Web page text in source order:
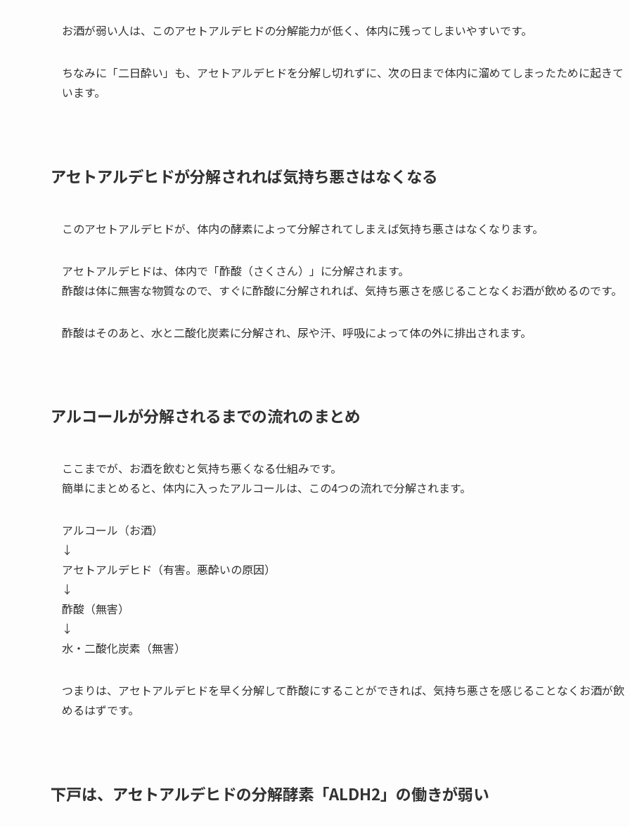
お酒が弱い人は、このアセトアルデヒドの分解能力が低く、体内に残ってしまいやすいです。
ちなみに「二日酔い」も、アセトアルデヒドを分解し切れずに、次の日まで体内に溜めてしまったために起きて
います。
アセトアルデヒドが分解されれば気持ち悪さはなくなる
このアセトアルデヒドが、体内の酵素によって分解されてしまえば気持ち悪さはなくなります。
アセトアルデヒドは、体内で「酢酸（さくさん）」に分解されます。
酢酸は体に無害な物質なので、すぐに酢酸に分解されれば、気持ち悪さを感じることなくお酒が飲めるのです。
酢酸はそのあと、水と二酸化炭素に分解され、尿や汗、呼吸によって体の外に排出されます。
アルコールが分解されるまでの流れのまとめ
ここまでが、お酒を飲むと気持ち悪くなる仕組みです。
簡単にまとめると、体内に入ったアルコールは、この4つの流れで分解されます。
アルコール（お酒）
↓
アセトアルデヒド（有害。悪酔いの原因）
↓
酢酸（無害）
↓
水・二酸化炭素（無害）
つまりは、 アセトアルデヒドを早く分解して酢酸にすることができれば、気持ち悪さを感じることなくお酒が飲
めるはずです。
下戸は、アセトアルデヒドの分解酵素「ALDH2」の働きが弱い